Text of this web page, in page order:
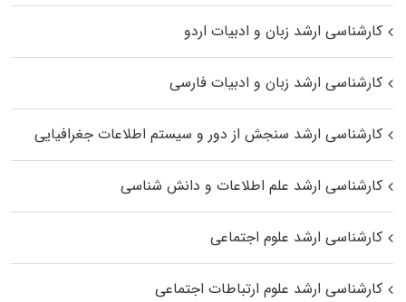
کارشناسی ارشد زبان و ادبیات اردو
کارشناسی ارشد زبان و ادبیات فارسی
کارشناسی ارشد سنجش از دور و سیستم اطلاعات جغرافیایی
کارشناسی ارشد علم اطلاعات و دانش شناسی
کارشناسی ارشد علوم اجتماعی
کارشناسی ارشد علوم ارتباطات اجتماعی